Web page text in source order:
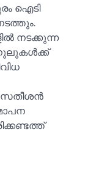
ഐടി
നടക്കുന്ന
സതീശൻ